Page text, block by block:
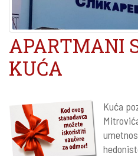
APARTMANI
KUĆA
Kuća